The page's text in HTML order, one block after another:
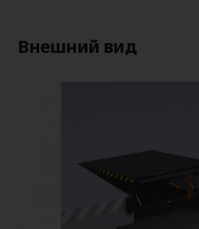
Внешний вид